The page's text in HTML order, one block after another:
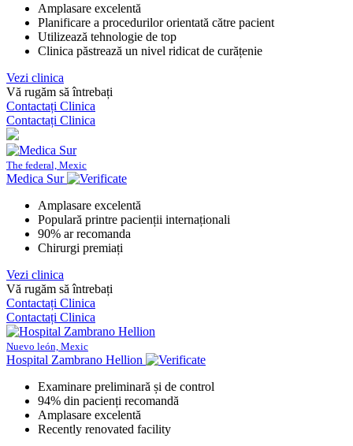
Amplasare excelentă
Planificare a procedurilor orientată către pacient
Utilizează tehnologie de top
Clinica păstrează un nivel ridicat de curățenie
Vezi clinica
Vă rugăm să întrebați
Contactați Clinica
Contactați Clinica
The federal, Mexic
Medica Sur
Amplasare excelentă
Populară printre pacienții internaționali
90% ar recomanda
Chirurgi premiați
Vezi clinica
Vă rugăm să întrebați
Contactați Clinica
Contactați Clinica
Nuevo león, Mexic
Hospital Zambrano Hellion
Examinare preliminară și de control
94% din pacienți recomandă
Amplasare excelentă
Recently renovated facility